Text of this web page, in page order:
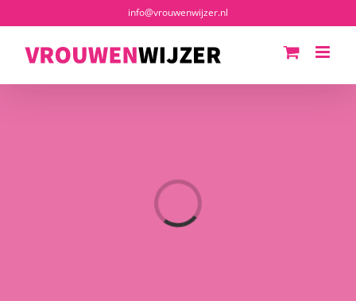
inhoud
info@vrouwenwijzer.nl
Loading...